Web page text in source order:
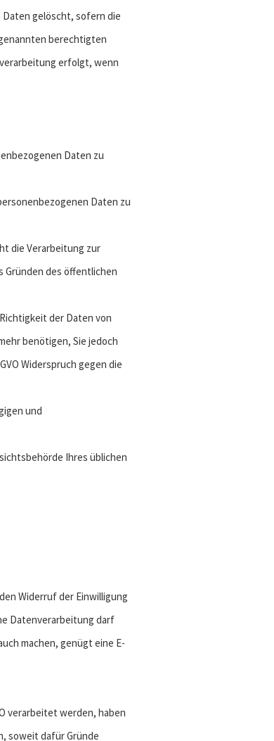
gelöscht, sofern die
berechtigten
erfolgt, wenn
Daten zu
Daten zu
die Verarbeitung zur
Gründen des öffentlichen
der Daten von
benötigen, Sie jedoch
Widerspruch gegen die
und
Ihres üblichen
Widerruf der Einwilligung
Datenverarbeitung darf
machen, genügt eine E-
verarbeitet werden, haben
soweit dafür Gründe